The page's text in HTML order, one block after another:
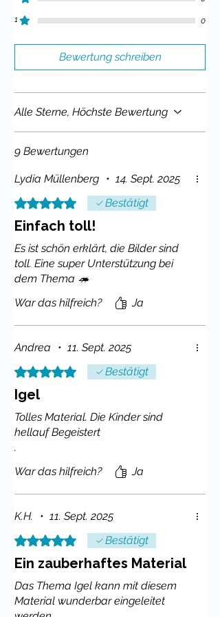
3 bis 4 geeignet und lassen sich
sowohl im Sachunterricht als auch
Was ist im Material enthalten?
der Igel noch ein Zuhause?"
Arbeitsblatt Satzergänzung
Sätze zur Lesesicherung I
Verständnissicherung)
Rollenspiel: Interview mit einem
Igel(2 Varianten mit Leitfragen &
Bildkarten)
Schreibaufgabe: Zeitungsartikel
igelfreundlicher
Garten
(Zeichnung &
Beschreibung)
Fehlertext mit Lösungsblatt
Infotafel-Gestaltung:"Der neue
Vereinsvorstand"
Gärten" (Strukturierte
Stichpunktsammlung)
20 Bildkarten mit Alltagsszenen:
"Ist das ein igelfreundlicher Garten
Welche Kompetenzen werden
gefördert?
Fachlich:
1 0
Bewertung schreiben
Alle Sterne, Höchste Bewertung
9 Bewertungen
Lydia Müllenberg • 14. Sept. 2025
Mit 5 von 5 Sternen bewertet.
Bestätigt
Einfach toll!
Es ist schön erklärt, die Bilder sind
toll. Eine super Unterstützung bei
dem Thema 🦔
War das hilfreich?
Ja
Andrea • 11. Sept. 2025
Mit 5 von 5 Sternen bewertet.
Bestätigt
Igel
Tolles Material. Die Kinder sind
hellauf Begeistert
.
War das hilfreich?
Ja
K.H. • 11. Sept. 2025
Mit 5 von 5 Sternen bewertet.
Bestätigt
Ein zauberhaftes Material
Das Thema Igel kann mit diesem
Material wunderbar eingeleitet